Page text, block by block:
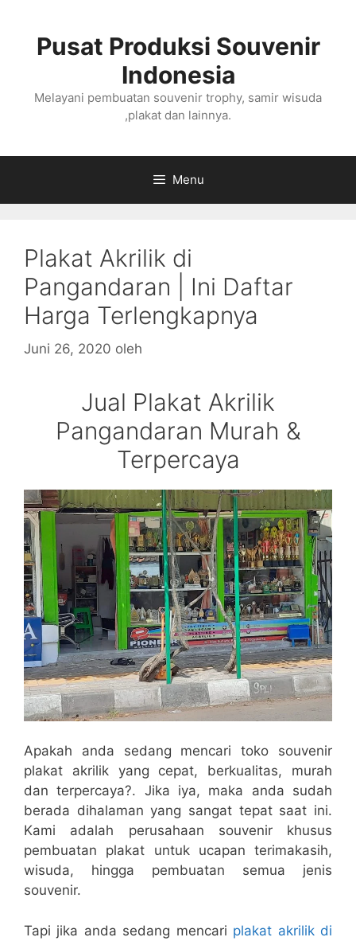
Pusat Produksi Souvenir
Indonesia
Melayani pembuatan souvenir trophy, samir wisuda
,plakat dan lainnya.
Menu
Plakat Akrilik di
Pangandaran | Ini Daftar
Harga Terlengkapnya
Juni 26, 2020 oleh
Jual Plakat Akrilik
Pangandaran Murah &
Terpercaya
Apakah anda sedang mencari toko souvenir
plakat akrilik yang cepat, berkualitas, murah
dan terpercaya?. Jika iya, maka anda sudah
berada dihalaman yang sangat tepat saat ini.
Kami adalah perusahaan souvenir khusus
pembuatan plakat untuk ucapan terimakasih,
wisuda, hingga pembuatan semua jenis
souvenir.
Tapi jika anda sedang mencari plakat akrilik di